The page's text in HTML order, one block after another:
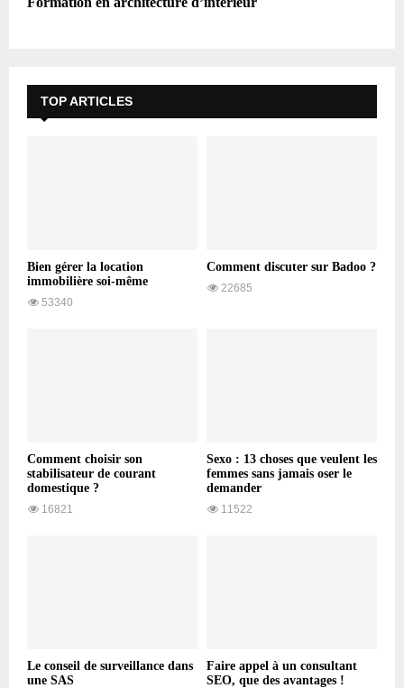
TOP ARTICLES
Bien gérer la location
immobilière soi-même
53340
Comment discuter sur Badoo ?
22685
Comment choisir son
stabilisateur de courant
domestique ?
16821
Sexo : 13 choses que veulent les
femmes sans jamais oser le
demander
11522
Le conseil de surveillance dans
une SAS
Faire appel à un consultant
SEO, que des avantages !